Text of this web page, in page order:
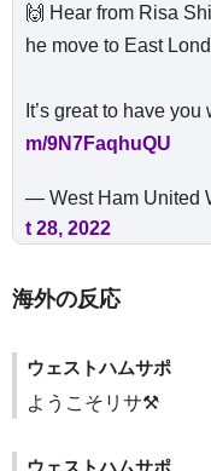
🙌 Hear from Risa
he move to East
It’s great to have you
m/9N7FaqhuQU
— West Ham United
t 28, 2022
海外の反応
ウェストハムサポ
ようこそリサ⚒️
ウェストハムサポ